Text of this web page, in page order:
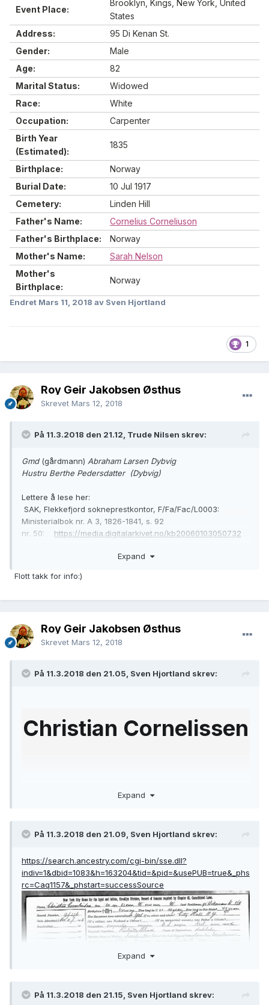
Event Place:
Brooklyn, Kings, New York, United
States
Address:
95 Di Kenan St.
Gender:
Male
Age:
82
Marital Status:
Widowed
Race:
White
Occupation:
Carpenter
Birth Year
(Estimated):
1835
Birthplace:
Norway
Burial Date:
10 Jul 1917
Cemetery:
Linden Hill
Father's Name:
Cornelius Corneliuson
Father's Birthplace:
Norway
Mother's Name:
Sarah Nelson
Mother's
Birthplace:
Norway
Endret Mars 11, 2018 av Sven Hjortland
1
Roy Geir Jakobsen Østhus
Skrevet Mars 12, 2018
På 11.3.2018 den 21.12, Trude Nilsen skrev:
Gmd(gårdmann) Abraham Larsen Dybvig
Hustru Berthe Pedersdatter (Dybvig)
Lettere å lese her:
SAK, Flekkefjord sokneprestkontor, F/Fa/Fac/L0003:
Ministerialbok nr. A 3, 1826-1841, s. 92
nr. 50: https://media.digitalarkivet.no/kb20060103050732
Expand
Flott takk for info:)
Roy Geir Jakobsen Østhus
Skrevet Mars 12, 2018
På 11.3.2018 den 21.05, Sven Hjortland skrev:
Christian Cornelissen
New York, Census of Inmates in
1920
Gender: Male
Age: 82
Birth Year: abt 1834
Birth Place:
Expand
På 11.3.2018 den 21.09, Sven Hjortland skrev:
https://search.ancestry.com/cgi-bin/sse.dll?
indiv=1&dbid=1083&h=163204&tid=&pid=&usePUB=true&_phs
rc=Caq1157&_phstart=successSource
Expand
På 11.3.2018 den 21.15, Sven Hjortland skrev: